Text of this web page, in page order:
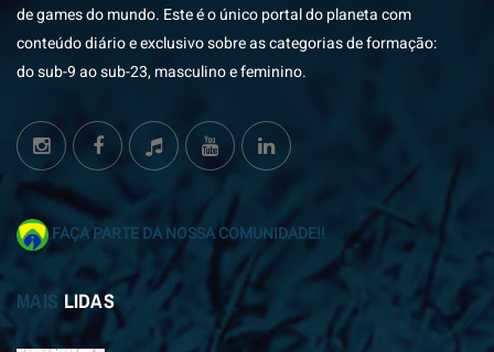
de games do mundo. Este é o único portal do planeta com
conteúdo diário e exclusivo sobre as categorias de formação:
do sub-9 ao sub-23, masculino e feminino.
FAÇA PARTE DA NOSSA COMUNIDADE!!
MAIS LIDAS